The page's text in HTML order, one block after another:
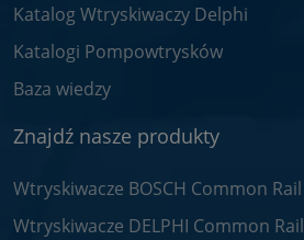
Katalog Wtryskiwaczy Delphi
Katalogi Pompowtrysków
Baza wiedzy
Znajdź nasze produkty
Wtryskiwacze BOSCH Common Rail
Wtryskiwacze DELPHI Common Rail